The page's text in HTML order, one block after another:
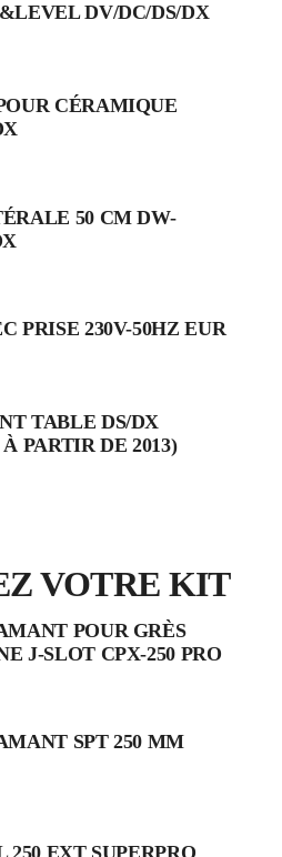
DV/DC/DS/DX
CÉRAMIQUE
50 CM DW-
PRISE 230V-50HZ EUR
TABLE DS/DX
PARTIR DE 2013)
VOTRE KIT
POUR GRÈS
J-SLOT CPX-250 PRO
SPT 250 MM